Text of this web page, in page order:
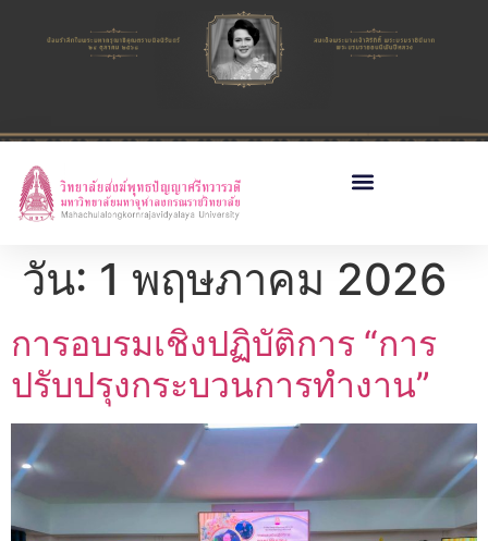
วัน: 1 พฤษภาคม 2026
การอบรมเชิงปฏิบัติการ “การ
ปรับปรุงกระบวนการทำงาน”